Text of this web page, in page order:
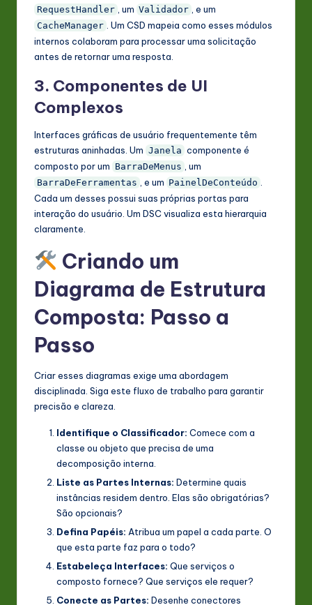
RequestHandler , um Validador , e um
CacheManager
. Um CSD mapeia como esses módulos
internos colaboram para processar uma solicitação
antes de retornar uma resposta.
3. Componentes de UI
Complexos
Interfaces gráficas de usuário frequentemente têm
estruturas aninhadas. Um Janela componente é
composto por um BarraDeMenus , um
BarraDeFerramentas , e um PainelDeConteúdo
Cada um desses possui suas próprias portas para
interação do usuário. Um DSC visualiza esta hierarquia
claramente.
Criando um
Diagrama de Estrutura
Composta: Passo a
Passo
Criar esses diagramas exige uma abordagem
disciplinada. Siga este fluxo de trabalho para garantir
precisão e clareza.
Identifique o Classificador: Comece com a
classe ou objeto que precisa de uma
decomposição interna.
Liste as Partes Internas: Determine quais
instâncias residem dentro. Elas são obrigatórias?
São opcionais?
Defina Papéis: Atribua um papel a cada parte. O
que esta parte faz para o todo?
Estabeleça Interfaces: Que serviços o
composto fornece? Que serviços ele requer?
Conecte as Partes: Desenhe conectores